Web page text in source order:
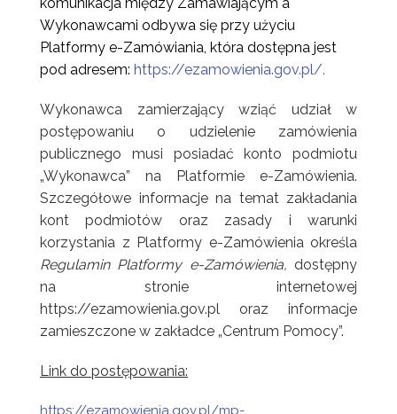
Wykonawcami odbywa się przy użyciu
Platformy e-Zamówiania, która dostępna jest
pod adresem: https://ezamowienia.gov.pl/.
Wykonawca zamierzający wziąć udział w
postępowaniu o udzielenie zamówienia
publicznego musi posiadać konto podmiotu
„Wykonawca” na Platformie e-Zamówienia.
Szczegółowe informacje na temat zakładania
kont podmiotów oraz zasady i warunki
korzystania z Platformy e-Zamówienia określa
Regulamin Platformy e-Zamówienia, dostępny
na stronie internetowej
https://ezamowienia.gov.pl oraz informacje
zamieszczone w zakładce „Centrum Pomocy”.
Link do postępowania:
https://ezamowienia.gov.pl/mp-